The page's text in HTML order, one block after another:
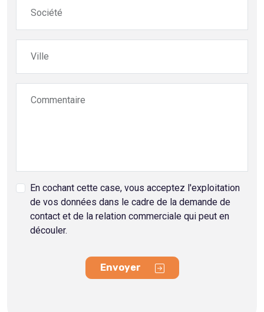
Société
Ville
Commentaire
En cochant cette case, vous acceptez l'exploitation
de vos données dans le cadre de la demande de
contact et de la relation commerciale qui peut en
découler.
Envoyer